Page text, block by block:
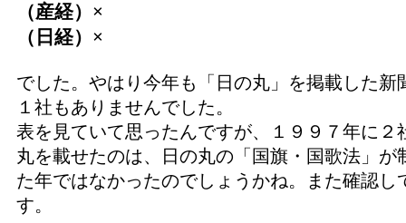
（産経）×
（日経）×
でした。やはり今年も「日の丸」を掲載した新
１社もありませんでした。
表を見ていて思ったんですが、１９９７年に２
丸を載せたのは、日の丸の「国旗・国歌法」が
た年ではなかったのでしょうかね。また確認し
す。